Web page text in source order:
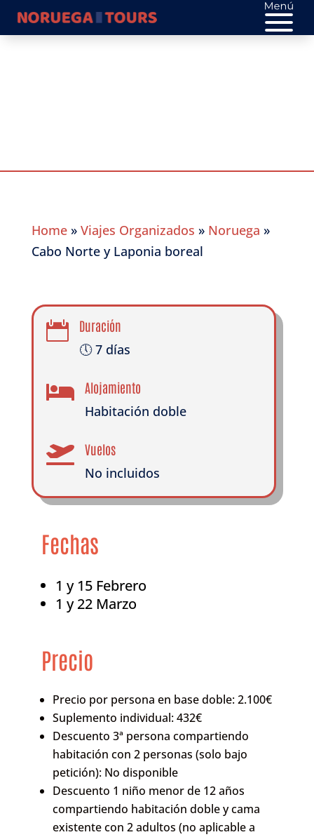
Home» Viajes Organizados » Noruega »
Cabo Norte y Laponia boreal

Duración
🕔 7 días

Alojamiento
Habitación doble

Vuelos
No incluidos
Fechas
1 y 15 Febrero
1 y 22 Marzo
Precio
Precio por persona en base doble: 2.100€
Suplemento individual: 432€
Descuento 3ª persona compartiendo
habitación con 2 personas (solo bajo
petición): No disponible
Descuento 1 niño menor de 12 años
compartiendo habitación doble y cama
existente con 2 adultos (no aplicable a